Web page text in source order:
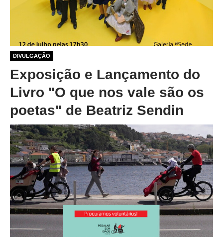
DIVULGAÇÃO
1 ano 1 mês atrás
Exposição e Lançamento do
Livro "O que nos vale são os
poetas" de Beatriz Sendin